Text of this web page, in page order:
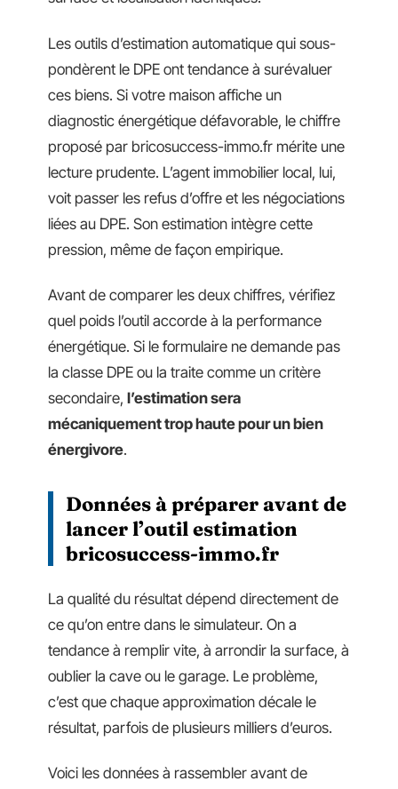
Les outils d’estimation automatique qui sous-
pondèrent le DPE ont tendance à surévaluer
ces biens. Si votre maison affiche un
diagnostic énergétique défavorable, le chiffre
proposé par bricosuccess-immo.fr mérite une
lecture prudente. L’agent immobilier local, lui,
voit passer les refus d’offre et les négociations
liées au DPE. Son estimation intègre cette
pression, même de façon empirique.
Avant de comparer les deux chiffres, vérifiez
quel poids l’outil accorde à la performance
énergétique. Si le formulaire ne demande pas
la classe DPE ou la traite comme un critère
secondaire, l’estimation sera
mécaniquement trop haute pour un bien
énergivore.
Données à préparer avant de
lancer l’outil estimation
bricosuccess-immo.fr
La qualité du résultat dépend directement de
ce qu’on entre dans le simulateur. On a
tendance à remplir vite, à arrondir la surface, à
oublier la cave ou le garage. Le problème,
c’est que chaque approximation décale le
résultat, parfois de plusieurs milliers d’euros.
Voici les données à rassembler avant de